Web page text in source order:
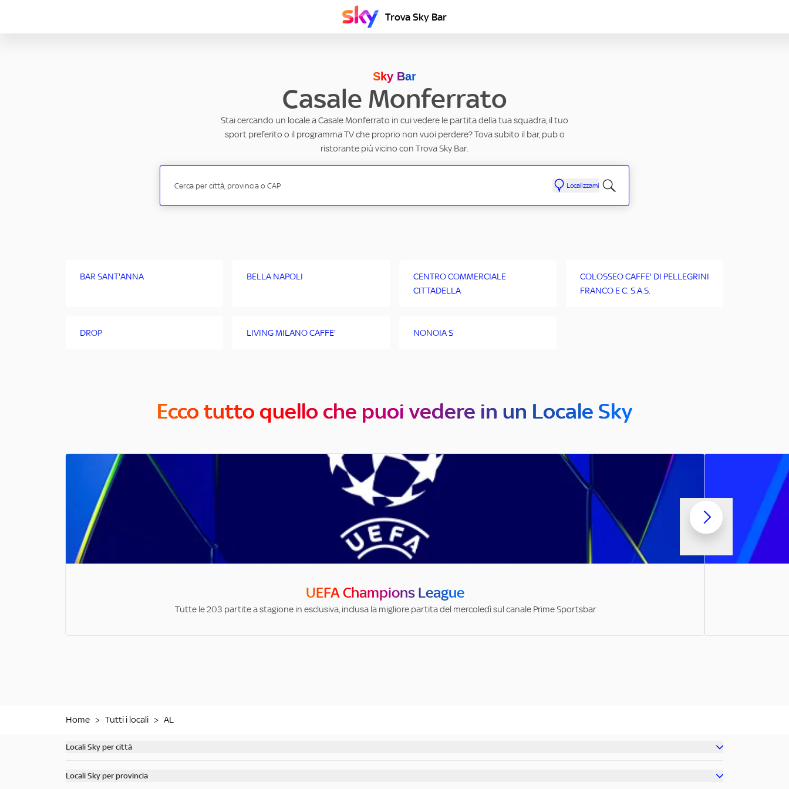
Trova Sky Bar
Sky Bar
Casale Monferrato
Stai cercando un locale a Casale Monferrato in cui vedere le partita della tua squadra, il tuo
sport preferito o il programma TV che proprio non vuoi perdere? Tova subito il bar, pub o
ristorante più vicino con Trova Sky Bar.
Localizzami
BAR SANT'ANNA BELLA NAPOLI
CENTRO COMMERCIALE
CITTADELLA
COLOSSEO CAFFE' DI PELLEGRINI
FRANCO E C. S.A.S.
DROP LIVING MILANO CAFFE' NONOIA S
Ecco tutto quello che puoi vedere in un Locale Sky
UEFA Champions League
Tutte le 203 partite a stagione in esclusiva, inclusa la migliore partita del mercoledì sul canale Prime Sportsbar
Home > Tutti i locali > AL
Locali Sky per città
Scopri tutti i bar di Roma
Locali Sky per provincia